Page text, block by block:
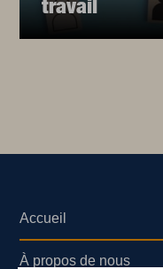
travail
Accueil
À propos de nous